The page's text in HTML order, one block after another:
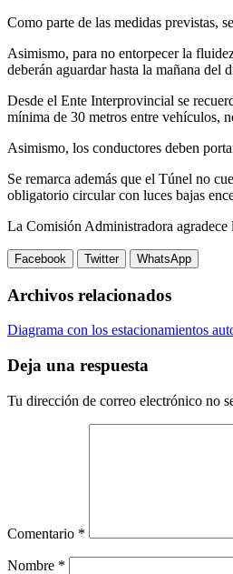
Como parte de las medidas previstas,
Asimismo, para no entorpecer la
deberán aguardar hasta la mañana del
Desde el Ente Interprovincial se
mínima de 30 metros entre vehículos,
Asimismo, los conductores deben
Se remarca además que el Túnel no
obligatorio circular con luces bajas
La Comisión Administradora agradece
Facebook Twitter WhatsApp
Archivos relacionados
Diagrama con los estacionamientos
Deja una respuesta
Tu dirección de correo electrónico no
Comentario *
Nombre *